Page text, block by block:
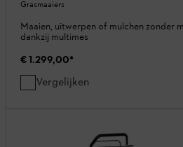
Grasmaaiers
Maaien, uitwerpen of mulchen zonder
dankzij multimes
€ 1.299,00*
Vergelijken